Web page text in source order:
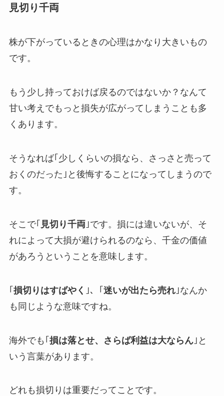
見切り千両
株が下がっているときの心理はかなり大きいもの
です。
もう少し持っておけば戻るのではないか？なんて
甘い考えでもっと損失が広がってしまうことも多
くあります。
そうなれば｢少しくらいの損なら、さっさと売って
おくのだった｣と後悔することになってしまうので
す。
そこで｢ 見切り千両｣です。損には違いないが、そ
れによって大損が避けられるのなら、千金の価値
があろうということを意味します。
｢ 損切りはすばやく ｣、｢ 迷いが出たら売れ｣なんか
も同じような意味ですね。
海外でも ｢ 損は落とせ、さらば利益は大ならん｣と
いう言葉があります。
どれも損切りは重要だってことです。